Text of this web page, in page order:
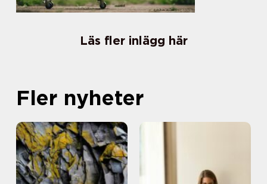
Läs fler inlägg här
Fler nyheter